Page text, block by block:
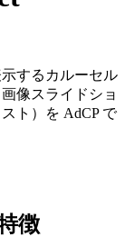
するカルーセル
像スライドショ
ト）を AdCP で
徴